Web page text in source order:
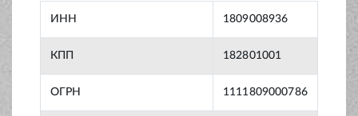
ИНН 1809008936
КПП 182801001
ОГРН 1111809000786